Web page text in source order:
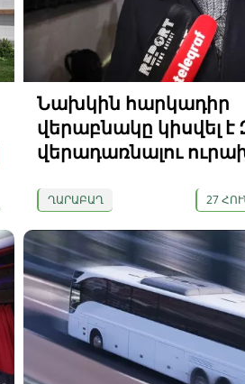
Նախկին հարկադիր
վերաբնակը կիսվել է
վերադառնալու
ՂԱՐԱԲԱՂ 27